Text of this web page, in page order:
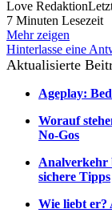
Love Redaktion
7 Minuten Lesezeit
Mehr zeigen
Hinterlasse eine
Aktualisierte
Ageplay:
Worauf
No-Gos
Analverkehr
sichere Tipps
Wie liebt er?